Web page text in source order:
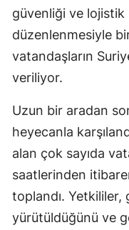
güvenliği ve
düzenlenmesiyle
vatandaşların
veriliyor.
Uzun bir aradan
heyecanla
alan çok sayıda
saatlerinden
toplandı.
yürütüldüğünü ve